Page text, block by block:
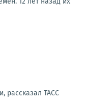
рассказал ТАСС